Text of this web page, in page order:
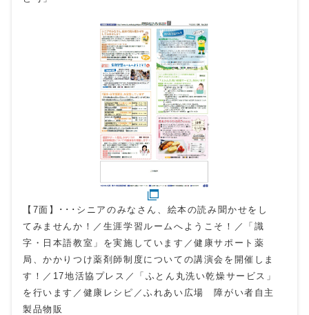
【7面】･･･シニアのみなさん、絵本の読み聞かせをし
てみませんか！／生涯学習ルームへようこそ！／「識
字・日本語教室」を実施しています／健康サポート薬
局、かかりつけ薬剤師制度についての講演会を開催しま
す！／17地活協プレス／「ふとん丸洗い乾燥サービス」
を行います／健康レシピ／ふれあい広場 障がい者自主
製品物販